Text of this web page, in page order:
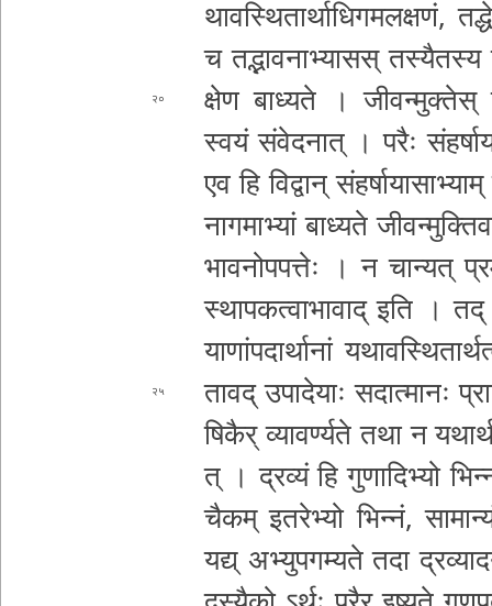
था­व­स्थि­ता­र्था­धि­ग­म­ल­क्ष­णं­,
च त­द्भा­व­ना
२०
भ्यासस् त­स्यै­त­स्य
क्षे­ण बाध्यते ।
स्वयं सं­वे­द­ना­त् । परैः
एव हि विद्वान्
ना­ग­मा­भ्यां बाध्यते
भा­व­नो­प­प­त्तेः । न चान्यत्
स्था­प­क­त्वा­भा­वाद् इति । तद्
या­णां­प­दा­र्था­नां
२५
तावद् उ­पा­दे­याः स­दा­त्मा­नः
षि­कै­र् व्या­व­र्ण्य­ते तथान
त् । द्रव्यं हि गु­णा­दि­भ्यो
चैकम् इ­त­रे­भ्यो भिन्नं,
यद्य् अ­भ्यु­प­गम्यते तदा